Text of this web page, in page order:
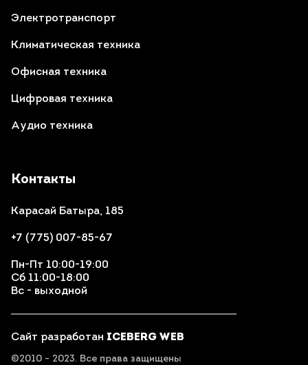
Контакты
Карасай Батыра, 185
+7 (775) 007-85-67
Пн-Пт 10:00-19:00
Сб 11:00-18:00
Вс - выходной
Сайт разработан ICEBERG WEB
©2010 - 2023. Все права защищены
Электротранспорт
Климатическая техника
Офисная техника
Цифровая техника
Аудио техника